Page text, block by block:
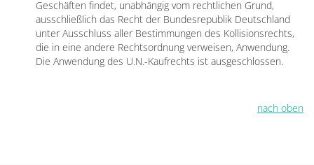
Geschäften findet, unabhängig vom rechtlichen Grund,
ausschließlich das Recht der Bundesrepublik Deutschland
unter Ausschluss aller Bestimmungen des Kollisionsrechts,
die in eine andere Rechtsordnung verweisen, Anwendung.
Die Anwendung des U.N.-Kaufrechts ist ausgeschlossen.
nach oben